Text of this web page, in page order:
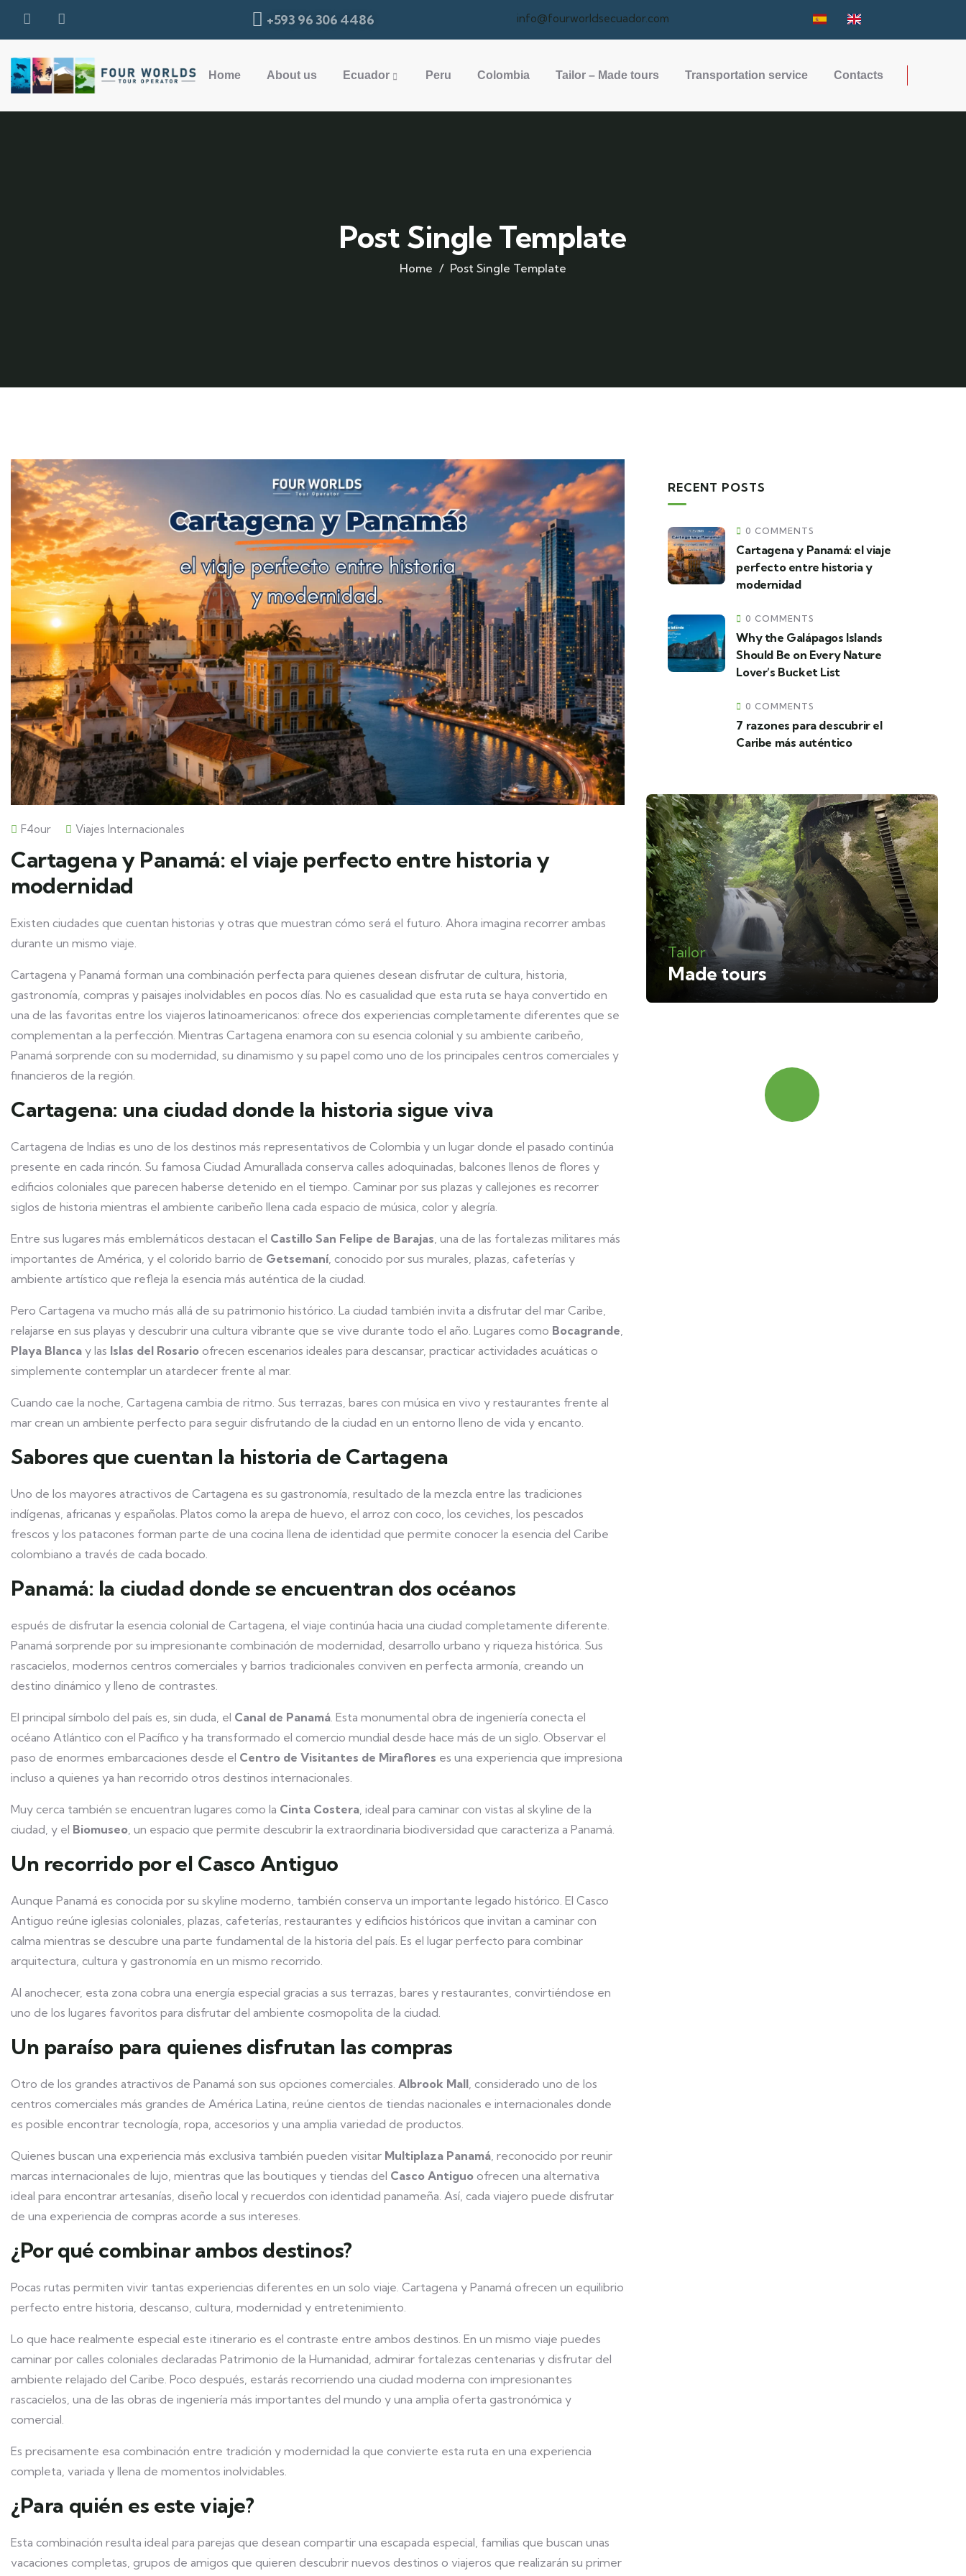
+593 96 306 4486 info@fourworldsecuador.com
Home About us Ecuador Peru Colombia Tailor – Made tours Transportation service Contacts
Post Single Template
Home Post Single Template
F4our Viajes Internacionales
Cartagena y Panamá: el viaje perfecto entre historia y
modernidad
Existen ciudades que cuentan historias y otras que muestran cómo será el futuro. Ahora imagina recorrer ambas
durante un mismo viaje.
Cartagena y Panamá forman una combinación perfecta para quienes desean disfrutar de cultura, historia,
gastronomía, compras y paisajes inolvidables en pocos días. No es casualidad que esta ruta se haya convertido en
una de las favoritas entre los viajeros latinoamericanos: ofrece dos experiencias completamente diferentes que se
complementan a la perfección. Mientras Cartagena enamora con su esencia colonial y su ambiente caribeño,
Panamá sorprende con su modernidad, su dinamismo y su papel como uno de los principales centros comerciales y
financieros de la región.
Cartagena: una ciudad donde la historia sigue viva
Cartagena de Indias es uno de los destinos más representativos de Colombia y un lugar donde el pasado continúa
presente en cada rincón. Su famosa Ciudad Amurallada conserva calles adoquinadas, balcones llenos de flores y
edificios coloniales que parecen haberse detenido en el tiempo. Caminar por sus plazas y callejones es recorrer
siglos de historia mientras el ambiente caribeño llena cada espacio de música, color y alegría.
Entre sus lugares más emblemáticos destacan el Castillo San Felipe de Barajas , una de las fortalezas militares más
importantes de América, y el colorido barrio de Getsemaní , conocido por sus murales, plazas, cafeterías y
ambiente artístico que refleja la esencia más auténtica de la ciudad.
Pero Cartagena va mucho más allá de su patrimonio histórico. La ciudad también invita a disfrutar del mar Caribe,
relajarse en sus playas y descubrir una cultura vibrante que se vive durante todo el año. Lugares como Bocagrande
Playa Blanca y las Islas del Rosario ofrecen escenarios ideales para descansar, practicar actividades acuáticas o
simplemente contemplar un atardecer frente al mar.
Cuando cae la noche, Cartagena cambia de ritmo. Sus terrazas, bares con música en vivo y restaurantes frente al
mar crean un ambiente perfecto para seguir disfrutando de la ciudad en un entorno lleno de vida y encanto.
Sabores que cuentan la historia de Cartagena
Uno de los mayores atractivos de Cartagena es su gastronomía, resultado de la mezcla entre las tradiciones
indígenas, africanas y españolas. Platos como la arepa de huevo, el arroz con coco, los ceviches, los pescados
frescos y los patacones forman parte de una cocina llena de identidad que permite conocer la esencia del Caribe
colombiano a través de cada bocado.
Panamá: la ciudad donde se encuentran dos océanos
espués de disfrutar la esencia colonial de Cartagena, el viaje continúa hacia una ciudad completamente diferente.
Panamá sorprende por su impresionante combinación de modernidad, desarrollo urbano y riqueza histórica. Sus
rascacielos, modernos centros comerciales y barrios tradicionales conviven en perfecta armonía, creando un
destino dinámico y lleno de contrastes.
El principal símbolo del país es, sin duda, el Canal de Panamá . Esta monumental obra de ingeniería conecta el
océano Atlántico con el Pacífico y ha transformado el comercio mundial desde hace más de un siglo. Observar el
paso de enormes embarcaciones desde el Centro de Visitantes de Miraflores es una experiencia que impresiona
incluso a quienes ya han recorrido otros destinos internacionales.
Muy cerca también se encuentran lugares como la Cinta Costera , ideal para caminar con vistas al skyline de la
ciudad, y el Biomuseo , un espacio que permite descubrir la extraordinaria biodiversidad que caracteriza a Panamá.
Un recorrido por el Casco Antiguo
Aunque Panamá es conocida por su skyline moderno, también conserva un importante legado histórico. El Casco
Antiguo reúne iglesias coloniales, plazas, cafeterías, restaurantes y edificios históricos que invitan a caminar con
calma mientras se descubre una parte fundamental de la historia del país. Es el lugar perfecto para combinar
arquitectura, cultura y gastronomía en un mismo recorrido.
Al anochecer, esta zona cobra una energía especial gracias a sus terrazas, bares y restaurantes, convirtiéndose en
uno de los lugares favoritos para disfrutar del ambiente cosmopolita de la ciudad.
Un paraíso para quienes disfrutan las compras
Otro de los grandes atractivos de Panamá son sus opciones comerciales. Albrook Mall , considerado uno de los
centros comerciales más grandes de América Latina, reúne cientos de tiendas nacionales e internacionales donde
es posible encontrar tecnología, ropa, accesorios y una amplia variedad de productos.
Quienes buscan una experiencia más exclusiva también pueden visitar Multiplaza Panamá , reconocido por reunir
marcas internacionales de lujo, mientras que las boutiques y tiendas del Casco Antiguo ofrecen una alternativa
ideal para encontrar artesanías, diseño local y recuerdos con identidad panameña. Así, cada viajero puede disfrutar
de una experiencia de compras acorde a sus intereses.
¿Por qué combinar ambos destinos?
Pocas rutas permiten vivir tantas experiencias diferentes en un solo viaje. Cartagena y Panamá ofrecen un equilibrio
perfecto entre historia, descanso, cultura, modernidad y entretenimiento.
Lo que hace realmente especial este itinerario es el contraste entre ambos destinos. En un mismo viaje puedes
caminar por calles coloniales declaradas Patrimonio de la Humanidad, admirar fortalezas centenarias y disfrutar del
ambiente relajado del Caribe. Poco después, estarás recorriendo una ciudad moderna con impresionantes
rascacielos, una de las obras de ingeniería más importantes del mundo y una amplia oferta gastronómica y
comercial.
Es precisamente esa combinación entre tradición y modernidad la que convierte esta ruta en una experiencia
completa, variada y llena de momentos inolvidables.
¿Para quién es este viaje?
Esta combinación resulta ideal para parejas que desean compartir una escapada especial, familias que buscan unas
vacaciones completas, grupos de amigos que quieren descubrir nuevos destinos o viajeros que realizarán su primer
RECENT POSTS
0 COMMENTS
Cartagena y Panamá: el viaje
perfecto entre historia y
modernidad
0 COMMENTS
Why the Galápagos Islands
Should Be on Every Nature
Lover’s Bucket List
0 COMMENTS
7 razones para descubrir el
Caribe más auténtico
Tailor
Made tours